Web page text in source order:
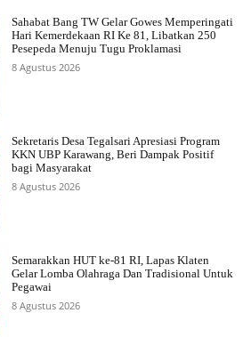
Sahabat Bang TW Gelar Gowes Memperingati
Hari Kemerdekaan RI Ke 81, Libatkan 250
Pesepeda Menuju Tugu Proklamasi
8 Agustus 2026
Sekretaris Desa Tegalsari Apresiasi Program
KKN UBP Karawang, Beri Dampak Positif
bagi Masyarakat
8 Agustus 2026
Semarakkan HUT ke-81 RI, Lapas Klaten
Gelar Lomba Olahraga Dan Tradisional Untuk
Pegawai
8 Agustus 2026